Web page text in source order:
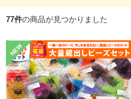
77件の商品が見つかりました
NEW